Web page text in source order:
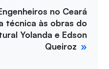
no Ceará
técnica às obras do
Yolanda e Edson
Queiroz